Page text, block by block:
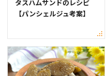
タスハムサンドのレシピ
【パンシェルジュ考案】